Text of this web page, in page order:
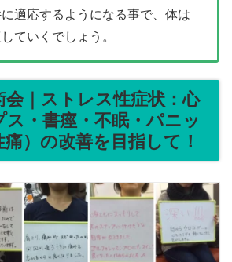
適応するようになる事で、体は
ていくでしょう。
会｜ストレス性症状：心
ス・書痙・不眠・パニッ
）の改善を目指して！